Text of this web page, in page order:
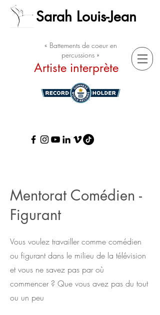
Sarah Louis-Jean
Artiste interprète
« Battements de coeur en
percussions »
Mentorat Comédien -
Figurant
Vous voulez travailler comme comédien
ou figurant dans le milieu de la télévision
et vous ne savez pas par où
commencer ? Que vous avez pas du tout
ou un peu